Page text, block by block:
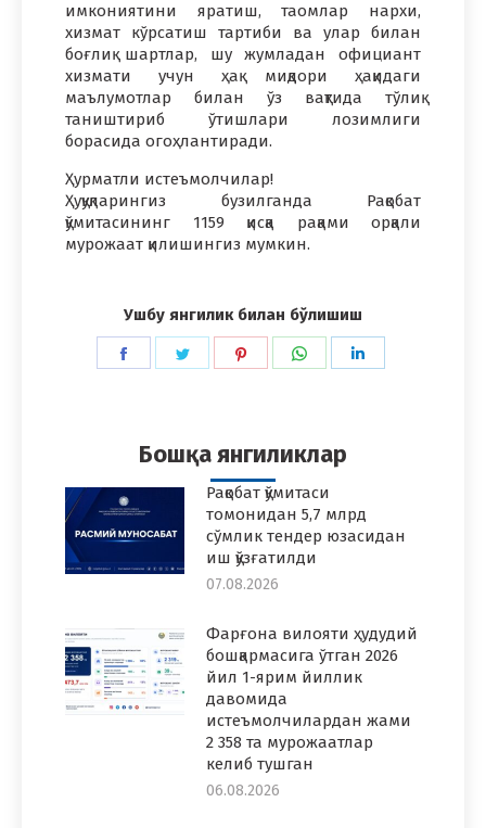
имкониятини яратиш, таомлар нархи,
хизмат кўрсатиш тартиби ва улар билан
боғлиқ шартлар, шу жумладан официант
хизмати учун ҳақ миқдори ҳақидаги
маълумотлар билан ўз вақтида тўлиқ
таништириб ўтишлари лозимлиги
борасида огоҳлантиради.
Ҳурматли истеъмолчилар!
Ҳуқуқларингиз бузилганда Рақобат
қўмитасининг 1159 қисқа рақами орқали
мурожаат қилишингиз мумкин.
Ушбу янгилик билан бўлишиш
Share
Share
Share
Share
Бошқа янгиликлар
Рақобат қўмитаси
томонидан 5,7 млрд
сўмлик тендер юзасидан
иш қўзғатилди
07.08.2026
Фарғона вилояти ҳудудий
бошқармасига ўтган 2026
йил 1-ярим йиллик
давомида
истеъмолчилардан жами
2 358 та мурожаатлар
келиб тушган
06.08.2026